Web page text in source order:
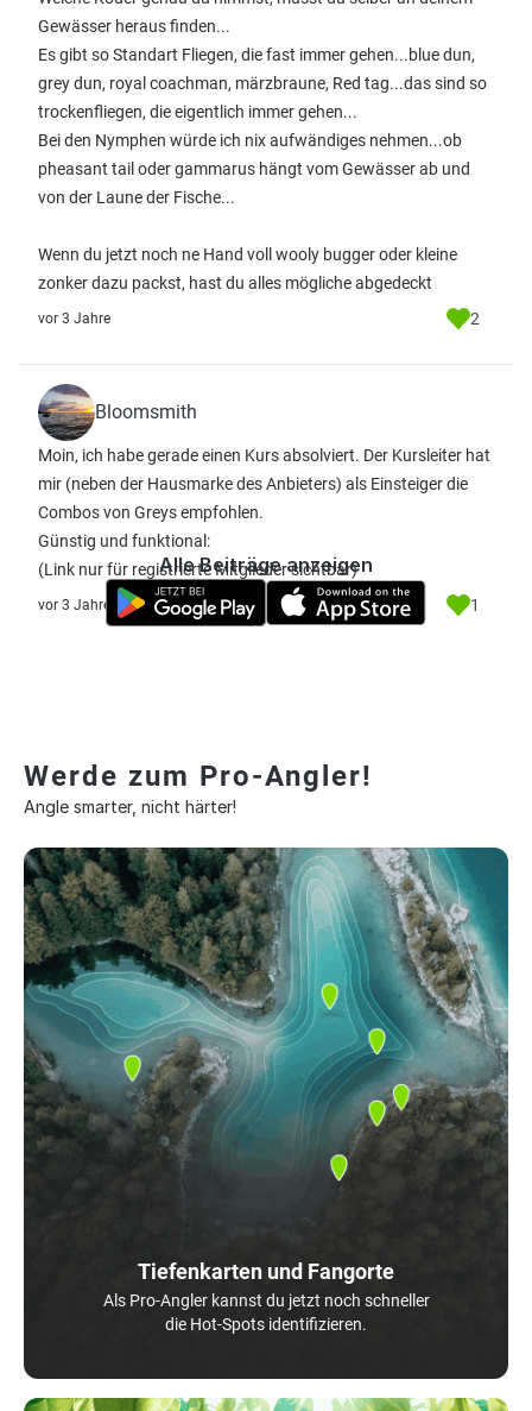
Gewässer heraus finden...
Es gibt so Standart Fliegen, die fast immer gehen...blue dun,
grey dun, royal coachman, märzbraune, Red tag...das sind so
trockenfliegen, die eigentlich immer gehen...
Bei den Nymphen würde ich nix aufwändiges nehmen...ob
pheasant tail oder gammarus hängt vom Gewässer ab und
von der Laune der Fische...
Wenn du jetzt noch ne Hand voll wooly bugger oder kleine
zonker dazu packst, hast du alles mögliche abgedeckt
vor 3 Jahre 2
Bloomsmith
Moin, ich habe gerade einen Kurs absolviert. Der Kursleiter hat
mir (neben der Hausmarke des Anbieters) als Einsteiger die
Combos von Greys empfohlen.
Günstig und funktional:
(Link nur für registrierte Mitglieder sichtbar)
vor 3 Jahre 1
Alle Beiträge anzeigen
Werde zum Pro-Angler!
Angle smarter, nicht härter!
Tiefenkarten und Fangorte
Als Pro-Angler kannst du jetzt noch schneller
die Hot-Spots identifizieren.